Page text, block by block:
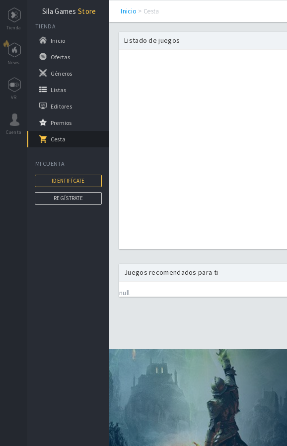
Tienda
News
VR
Cuenta
Sila GamesStore
TIENDA
Inicio
Ofertas
Géneros
Listas
Editores
Premios
Cesta
MI CUENTA
IDENTIFÍCATE
REGÍSTRATE
Inicio > Cesta
Listado de juegos
Juegos recomendados para ti
null